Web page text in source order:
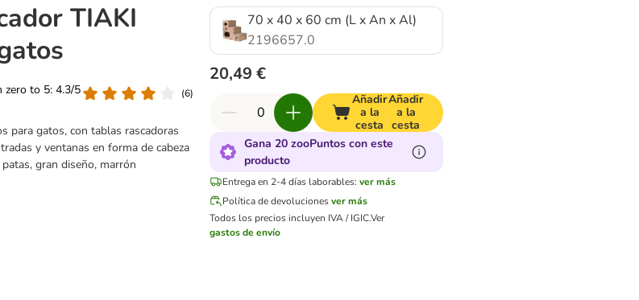
TIAKI
zero to 5: 4.3/5
(6)
para gatos, con tablas rascadoras
y ventanas en forma de cabeza
gran diseño, marrón
70 x 40 x 60 cm (L x An x Al)
2196657.0
20,49 €
Añadir
a la
cesta
Añadir
a la
cesta
Gana 20 zooPuntos con este
producto
Entrega en 2-4 días laborables: ver más
Política de devolucionesver más
Todos los precios incluyen IVA / IGIC.Ver
gastos de envío